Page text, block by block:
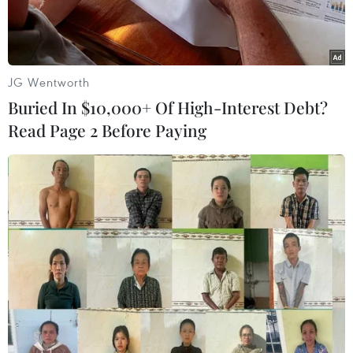
(Ảnh: Getty images)
Khi mùa Thu đến, thời tiết chuyển mình với sự
mát mẻ và độ ẩm giảm dần, khiến làn da, đặc
biệt là da dầu, dễ dàng gặp phải những vấn đề
như mất nước, tiết dầu nhiều hơn hoặc bị xỉn
màu.
Vì vậy, việc xây dựng một chu trình chăm sóc da
JG Wentworth
Buried In $10,000+ Of High-Interest Debt?
Read Page 2 Before Paying